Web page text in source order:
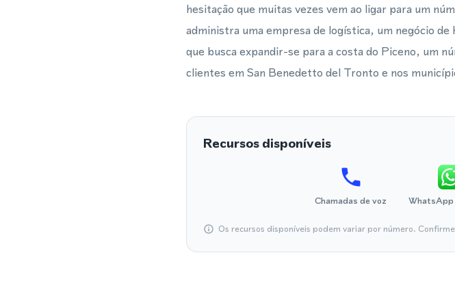
hesitação que muitas vezes vem ao ligar para um
administra uma empresa de logística, um negócio
que busca expandir-se para a costa do Piceno, um
clientes em San Benedetto del Tronto e nos
Recursos disponíveis
Chamadas de voz WhatsApp
Os recursos disponíveis podem variar por número.